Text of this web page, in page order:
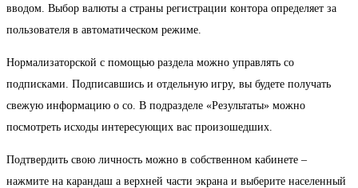
вводом. Выбор валюты а страны регистрации контора определяет за
пользователя в автоматическом режиме.
Нормализаторской с помощью раздела можно управлять со
подписками. Подписавшись и отдельную игру, вы будете получать
свежую информацию о со. В подразделе «Результаты» можно
посмотреть исходы интересующих вас произошедших.
Подтвердить свою личность можно в собственном кабинете –
нажмите на карандаш а верхней части экрана и выберите населенный